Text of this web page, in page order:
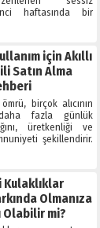
haftasında bir
için Akıllı
Satın Alma
birçok alıcının
fazla günlük
üretkenliği ve
şekillendirir.
Kulaklıklar
Olmanıza
Olabilir mi?